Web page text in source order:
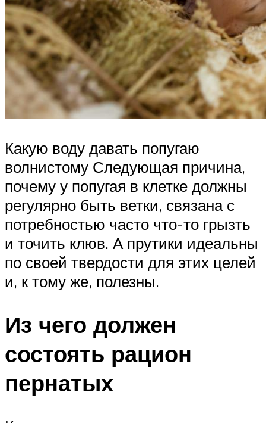
Какую воду давать попугаю
волнистому ​Следующая причина,
почему у попугая в клетке должны
регулярно быть ветки, связана с
потребностью часто что-то грызть
и точить клюв. А прутики идеальны
по своей твердости для этих целей
и, к тому же, полезны.
Из чего должен
состоять рацион
пернатых